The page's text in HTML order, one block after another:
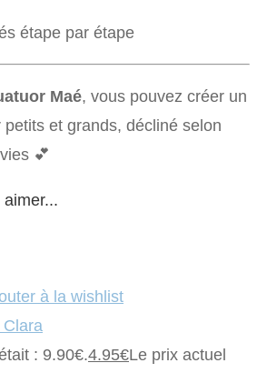
étape par étape
Maé, vous pouvez créer un
et grands, décliné selon
💕
à la wishlist
: 9.90€.4.95€Le prix actuel